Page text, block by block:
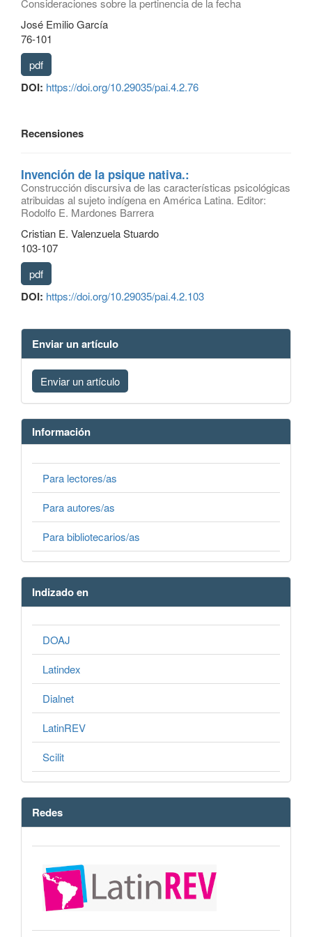
Consideraciones sobre la pertinencia de la fecha
José Emilio García
76-101
pdf
DOI: https://doi.org/10.29035/pai.4.2.76
Recensiones
Invención de la psique nativa.:
Construcción discursiva de las características psicológicas
atribuidas al sujeto indígena en América Latina. Editor:
Rodolfo E. Mardones Barrera
Cristian E. Valenzuela Stuardo
103-107
pdf
DOI: https://doi.org/10.29035/pai.4.2.103
Enviar un artículo
Enviar un artículo
Información
Para lectores/as
Para autores/as
Para bibliotecarios/as
Indizado en
DOAJ
Latindex
Dialnet
LatinREV
Scilit
Redes